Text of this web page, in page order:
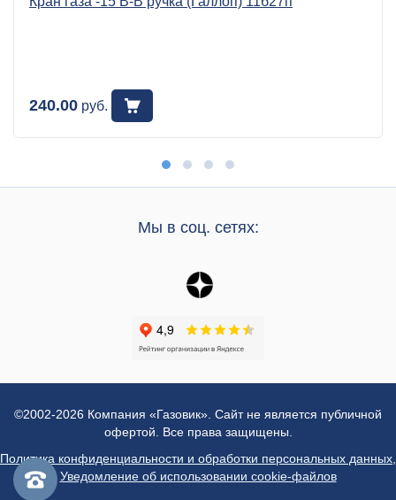
240.00 руб.
Мы в соц. сетях:
©2002-2026 Компания «Газовик». Сайт не является публичной
офертой. Все права защищены.
Политика конфиденциальности и обработки персональных данных
Уведомление об использовании cookie-файлов